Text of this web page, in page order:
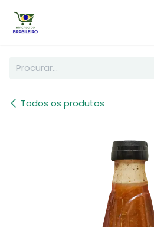
Todos os produtos